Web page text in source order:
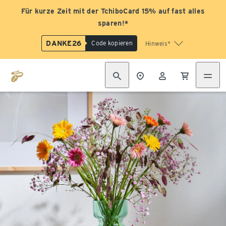
Für kurze Zeit mit der TchiboCard 15% auf fast alles
sparen!*
DANKE26 Code kopieren Hinweis*